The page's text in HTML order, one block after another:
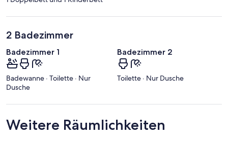
2 Badezimmer
Badezimmer 1
Badewanne · Toilette · Nur
Dusche
Badezimmer 2
Toilette · Nur Dusche
Weitere Räumlichkeiten